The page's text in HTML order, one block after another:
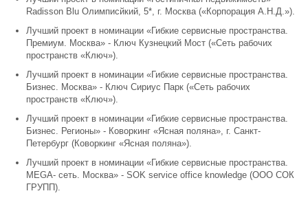
Radisson Blu Олимписйкий, 5*, г. Москва («Корпорация А.Н.Д.»).
Лучший проект в номинации «Гибкие сервисные пространства.
Премиум. Москва» - Ключ Кузнецкий Мост («Сеть рабочих
пространств «Ключ»).
Лучший проект в номинации «Гибкие сервисные пространства.
Бизнес. Москва» - Ключ Сириус Парк («Сеть рабочих
пространств «Ключ»).
Лучший проект в номинации «Гибкие сервисные пространства.
Бизнес. Регионы» - Коворкинг «Ясная поляна», г. Санкт-
Петербург (Коворкинг «Ясная поляна»).
Лучший проект в номинации «Гибкие сервисные пространства.
MEGA- сеть. Москва» - SOK service office knowledge (ООО СОК
ГРУПП).